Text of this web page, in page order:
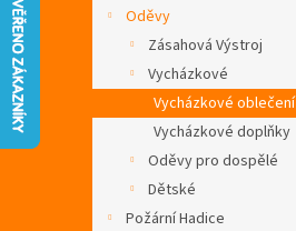
a
Oděvy
Zásahová Výstroj
Vycházkové
Vycházkové oblečení
Vycházkové doplňky
Oděvy pro dospělé
Dětské
Požární Hadice